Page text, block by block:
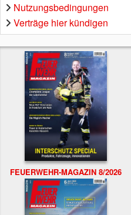
Nutzungsbedingungen
Verträge hier kündigen
FEUERWEHR-MAGAZIN 8/2026